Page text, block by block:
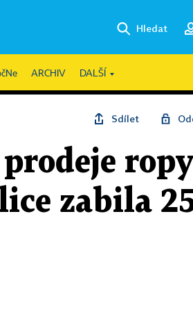
Hledat
ARCHIV DALŠÍ
Sdílet
zabila